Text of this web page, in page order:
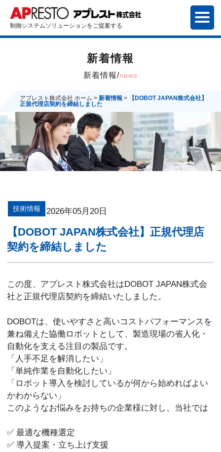
制御システムソリューションをご提案する
新着情報
新着情報/news
アプレスト株式会社 ホーム > 新着情報 >
【DOBOT JAPAN株式会社】
正規代理店契約を締結しました
技術情報 2026年05月20日
【DOBOT JAPAN株式会社】正規代理店
契約を締結しました
この度、アプレスト株式会社はDOBOT JAPAN株式会
社と正規代理店契約を締結いたしました。
DOBOTは、使いやすさと高いコストパフォーマンスを
兼ね備えた協働ロボットとして、製造現場の省人化・
自動化を支える注目の製品です。
「人手不足を解消したい」
「単純作業を自動化したい」
「ロボット導入を検討しているが何から始めればよい
かわからない」
このようなお悩みをお持ちの企業様に対し、当社では
✅ 最適な機種選定
✅ 導入提案・立ち上げ支援